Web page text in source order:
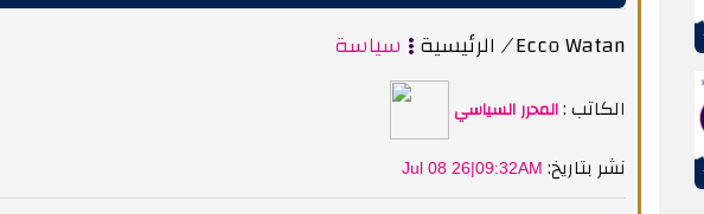
الرئيسية سياسة /Ecco Watan
الكاتب :المحرر السياسي
Jul 08 26|09:32AM :نشر بتاريخ